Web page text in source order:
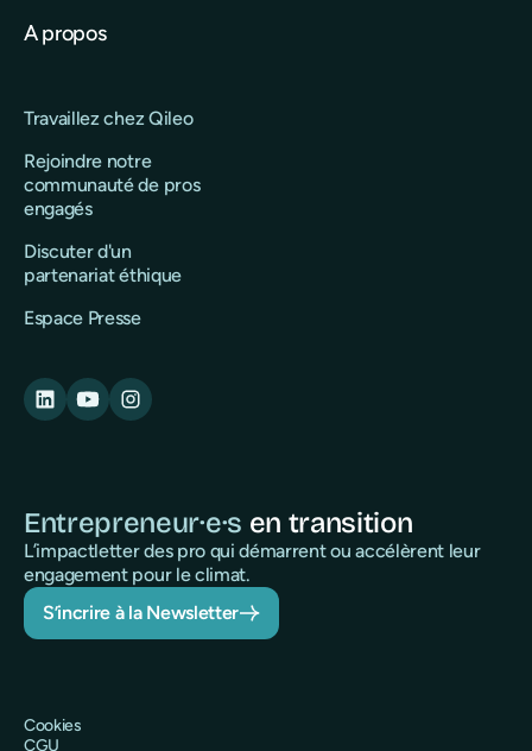
A propos
Travaillez chez Qileo
Rejoindre notre
communauté de pros
engagés
Discuter d'un
partenariat éthique
Espace Presse
Entrepreneur·e·s en transition
L’impactletter des pro qui démarrent ou accélèrent leur
engagement pour le climat.
S’incrire à la Newsletter
Cookies
CGU